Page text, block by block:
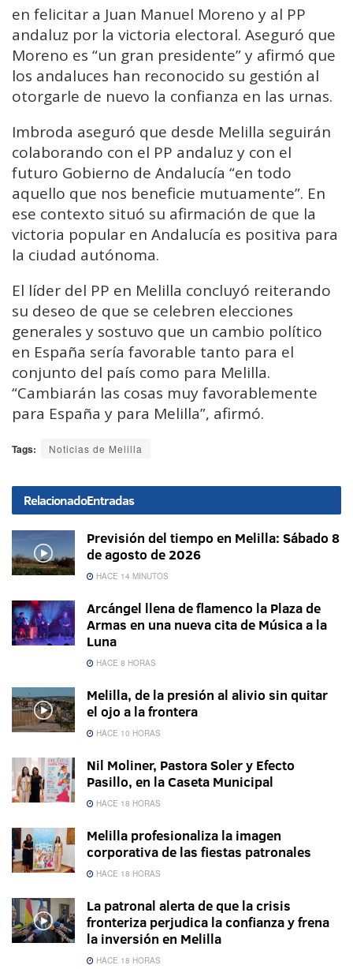
en felicitar a Juan Manuel Moreno y al PP
andaluz por la victoria electoral. Aseguró que
Moreno es “un gran presidente” y afirmó que
los andaluces han reconocido su gestión al
otorgarle de nuevo la confianza en las urnas.
Imbroda aseguró que desde Melilla seguirán
colaborando con el PP andaluz y con el
futuro Gobierno de Andalucía “en todo
aquello que nos beneficie mutuamente”. En
ese contexto situó su afirmación de que la
victoria popular en Andalucía es positiva para
la ciudad autónoma.
El líder del PP en Melilla concluyó reiterando
su deseo de que se celebren elecciones
generales y sostuvo que un cambio político
en España sería favorable tanto para el
conjunto del país como para Melilla.
“Cambiarán las cosas muy favorablemente
para España y para Melilla”, afirmó.
Tags: Noticias de Melilla
RelacionadoEntradas
Previsión del tiempo en Melilla: Sábado 8
de agosto de 2026
HACE 14 MINUTOS
Arcángel llena de flamenco la Plaza de
Armas en una nueva cita de Música a la
Luna
HACE 8 HORAS
Melilla, de la presión al alivio sin quitar
el ojo a la frontera
HACE 10 HORAS
Nil Moliner, Pastora Soler y Efecto
Pasillo, en la Caseta Municipal
HACE 18 HORAS
Melilla profesionaliza la imagen
corporativa de las fiestas patronales
HACE 18 HORAS
La patronal alerta de que la crisis
fronteriza perjudica la confianza y frena
la inversión en Melilla
HACE 18 HORAS